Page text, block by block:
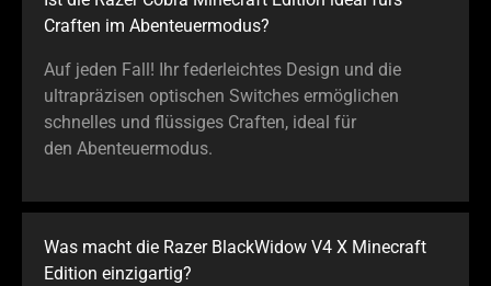
Craften im Abenteuermodus?
Auf jeden Fall! Ihr federleichtes Design und die
ultrapräzisen optischen Switches ermöglichen
schnelles und flüssiges Craften, ideal für
den Abenteuermodus.
Was macht die Razer BlackWidow V4 X Minecraft
Edition einzigartig?